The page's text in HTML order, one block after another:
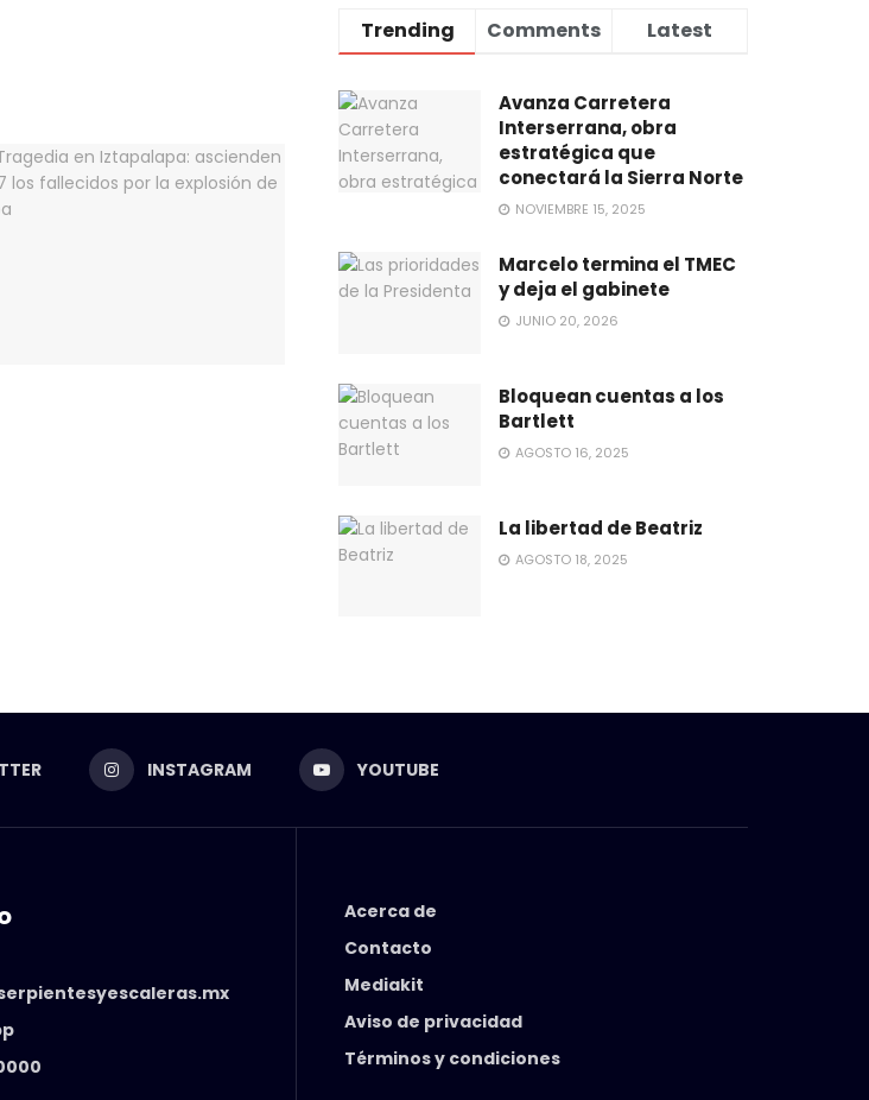
Trending Comments Latest
Avanza Carretera
Interserrana, obra
estratégica que
conectará la Sierra Norte
NOVIEMBRE 15, 2025
Marcelo termina el TMEC
y deja el gabinete
JUNIO 20, 2026
Bloquean cuentas a los
Bartlett
AGOSTO 16, 2025
La libertad de Beatriz
AGOSTO 18, 2025
INSTAGRAM YOUTUBE
Acerca de
Contacto
Mediakit
Aviso de privacidad
Términos y condiciones